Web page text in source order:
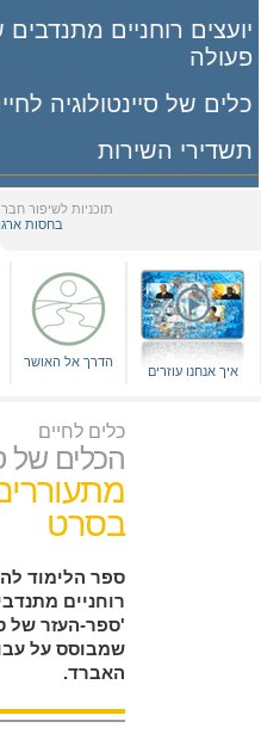
יועצים רוחניים
פעולה
כלים של סיינטולוגיה
תשדירי השירות
תוכניות לשיפור
בחסות
איך אנחנו עוזרים
הדרך אל האושר
כלים לחיים
הכלים של
בסרט
ספר הלימוד
רוחניים
'ספר-העזר של
שמבוסס על
האברד.